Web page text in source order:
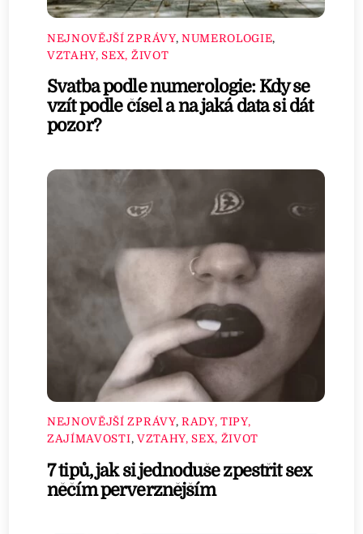
NEJNOVĚJŠÍ ZPRÁVY, NUMEROLOGIE,
VZTAHY, SEX, ŽIVOT
Svatba podle numerologie: Kdy se
vzít podle čísel a na jaká data si dát
pozor?
NEJNOVĚJŠÍ ZPRÁVY, RADY, TIPY,
ZAJÍMAVOSTI, VZTAHY, SEX, ŽIVOT
7 tipů, jak si jednoduše zpestřit sex
něčím perverznějším